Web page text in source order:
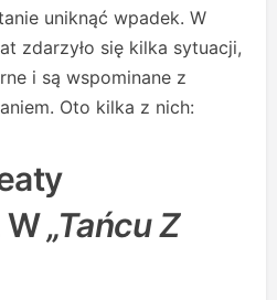
uniknąć wpadek. W
zdarzyło się kilka sytuacji,
i są wspominane z
Oto kilka z nich:
W„Tańcu Z